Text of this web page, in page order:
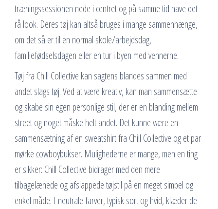
træningssessionen nede i centret og på samme tid have det
rå look. Deres tøj kan altså bruges i mange sammenhænge,
om det så er til en normal skole/arbejdsdag,
familiefødselsdagen eller en tur i byen med vennerne.
Tøj fra Chill Collective kan sagtens blandes sammen med
andet slags tøj. Ved at være kreativ, kan man sammensætte
og skabe sin egen personlige stil, der er en blanding mellem
street og noget måske helt andet. Det kunne være en
sammensætning af en sweatshirt fra Chill Collective og et par
mørke cowboybukser. Mulighederne er mange, men en ting
er sikker: Chill Collective bidrager med den mere
tilbagelænede og afslappede tøjstil på en meget simpel og
enkel måde. I neutrale farver, typisk sort og hvid, klæder de